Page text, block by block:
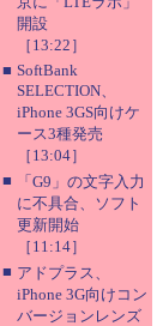
開設
［13:22］
■ SoftBank
SELECTION、
iPhone 3GS向けケ
ース3種発売
［13:04］
■
「G9」の文字入力
に不具合、ソフト
更新開始
［11:14］
■ アドプラス、
iPhone 3G向けコン
バージョンレンズ